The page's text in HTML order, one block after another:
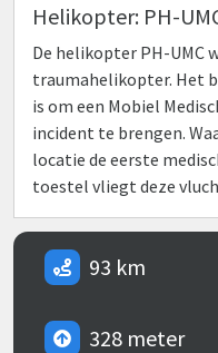
Helikopter: PH-
De helikopter PH-UMC
traumahelikopter. Het
is om een Mobiel
incident te brengen.
locatie de eerste
toestel vliegt deze
93 km
328 meter